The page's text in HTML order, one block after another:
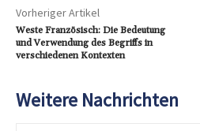
Vorheriger Artikel
Weste Französisch: Die Bedeutung
und Verwendung des Begriffs in
verschiedenen Kontexten
Weitere Nachrichten